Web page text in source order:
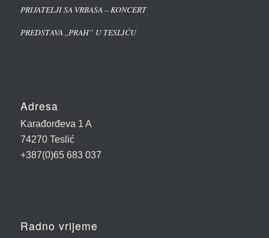
PRIJATELJI SA VRBASA – KONCERT
PREDSTAVA ,,PRAH” U TESLIĆU
Adresa
Karađorđeva 1 A
74270 Teslić
+387(0)65 683 037
Radno vrijeme